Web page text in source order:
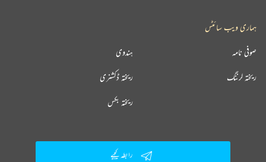
ہماری ویب سائٹس
ہندوی صوفی نامہ
ریختہ ڈکشنری ریختہ لرننگ
ریختہ بکس
رابطہ کیجیے